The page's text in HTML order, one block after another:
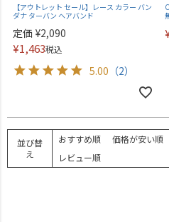
【アウトレット セール】レース カラー バン
ダナ ターバン ヘアバンド
定価 ¥2,090
¥1,463税込
5.00 （2）
並び替
え
おすすめ順 価格が安い順
レビュー順